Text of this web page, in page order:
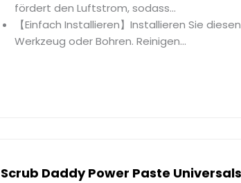
fördert den Luftstrom, sodass...
【Einfach Installieren】Installieren Sie
Werkzeug oder Bohren. Reinigen...
Scrub Daddy Power Paste